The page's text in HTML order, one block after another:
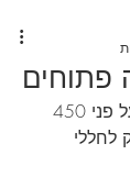
פתוחים
לחללי